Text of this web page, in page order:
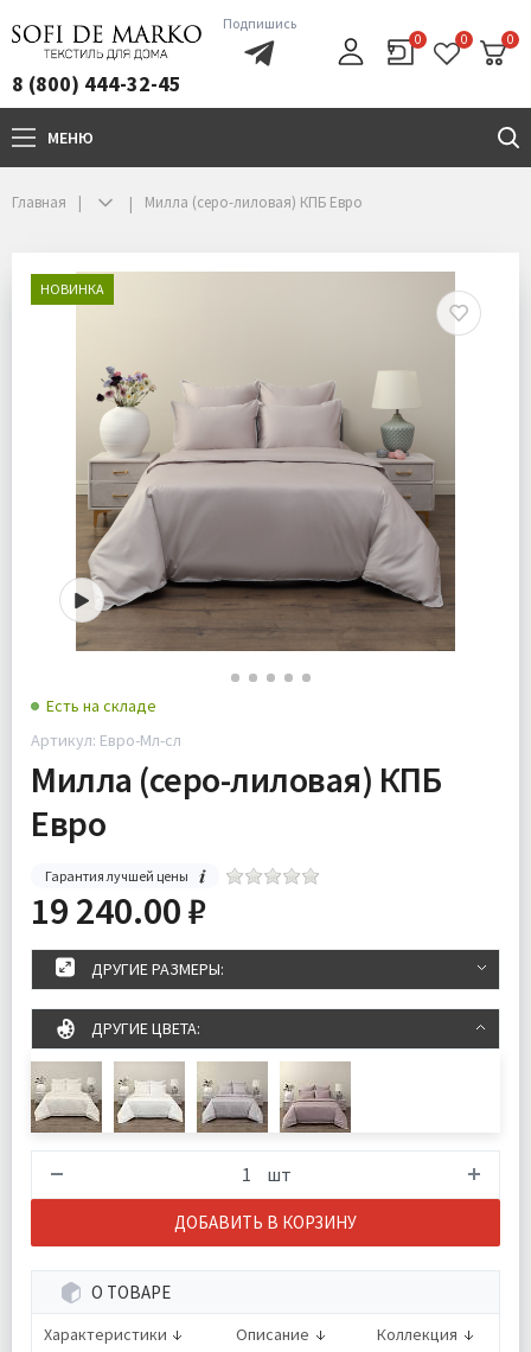
8 (800) 444-32-45
Подпишись
0 0 0
МЕНЮ
+7(800)444-32-45
Главная Милла (серо-лиловая) КПБ Евро
НОВИНКА
Есть на складе
Артикул: Евро-Мл-сл
Милла (серо-лиловая) КПБ
Евро
Гарантия лучшей цены
19 240.00 ₽
ДРУГИЕ РАЗМЕРЫ:
ДРУГИЕ ЦВЕТА:
шт
ДОБАВИТЬ В КОРЗИНУ
О ТОВАРЕ
Характеристики Описание Коллекция